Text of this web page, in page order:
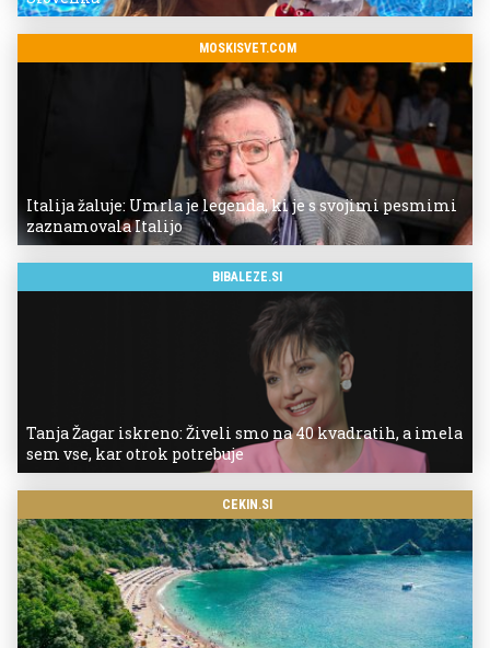
MOSKISVET.COM
Italija žaluje: Umrla je legenda, ki je s svojimi pesmimi
zaznamovala Italijo
BIBALEZE.SI
Tanja Žagar iskreno: Živeli smo na 40 kvadratih, a imela
sem vse, kar otrok potrebuje
CEKIN.SI